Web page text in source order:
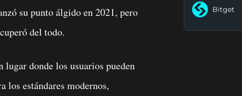
su punto álgido en 2021, pero
del todo.
donde los usuarios pueden
los estándares modernos,
Bitget